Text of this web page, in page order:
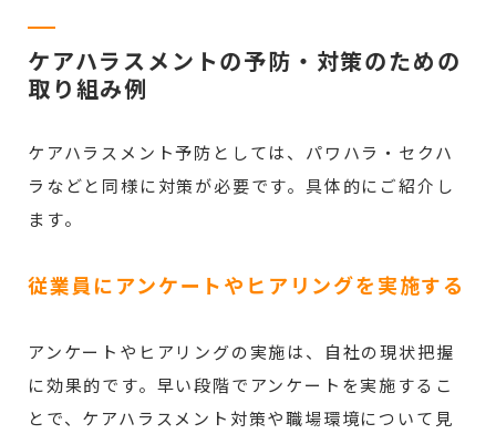
ケアハラスメントの予防・対策のための
取り組み例
ケアハラスメント予防としては、パワハラ・セクハ
ラなどと同様に対策が必要です。具体的にご紹介し
ます。
従業員にアンケートやヒアリングを実施する
アンケートやヒアリングの実施は、自社の現状把握
に効果的です。早い段階でアンケートを実施するこ
とで、ケアハラスメント対策や職場環境について見